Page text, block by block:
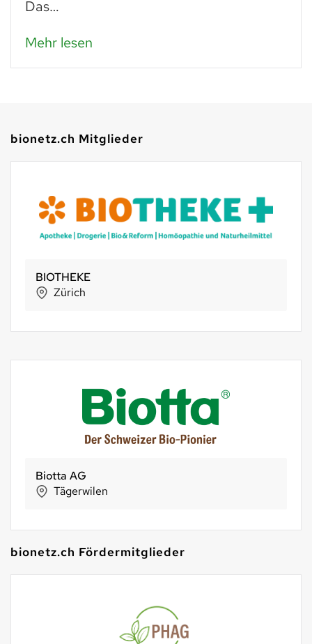
bionetz.ch Mitglieder
BIOTHEKE
Zürich
Biotta AG
Tägerwilen
bionetz.ch Fördermitglieder